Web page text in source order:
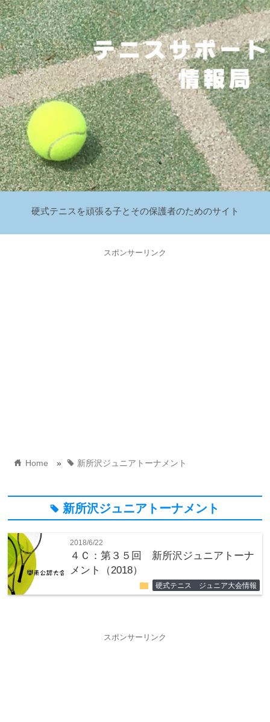
硬式テニスを頑張る子とその保護者のためのサイト
スポンサーリンク
home Home » tag 新所沢ジュニアトーナメント
tag 新所沢ジュニアトーナメント
2018/6/22
４Ｃ：第３５回 新所沢ジュニアトーナ
メント（2018）
folder 硬式テニス ジュニア大会情報
スポンサーリンク